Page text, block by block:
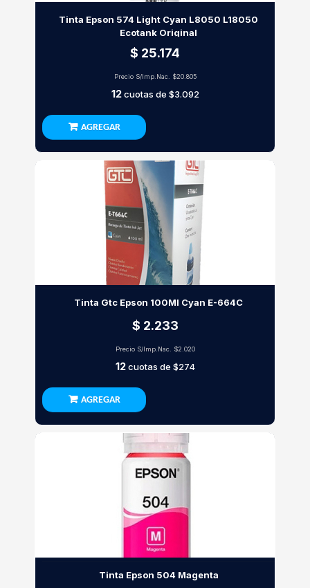
Tinta Epson 574 Light Cyan L8050 L18050
Ecotank Original
$ 25.174
Precio S/Imp.Nac. $20.805
12cuotas de $3.092
AGREGAR
Tinta Gtc Epson 100Ml Cyan E-664C
$ 2.233
Precio S/Imp.Nac. $2.020
12cuotas de $274
AGREGAR
Tinta Epson 504 Magenta